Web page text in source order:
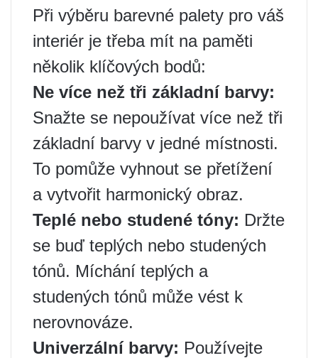
Při výběru barevné palety pro váš
interiér je třeba mít na paměti
několik klíčových bodů:
Ne více než tři základní barvy:
Snažte se nepoužívat více než tři
základní barvy v jedné místnosti.
To pomůže vyhnout se přetížení
a vytvořit harmonický obraz.
Teplé nebo studené tóny: Držte
se buď teplých nebo studených
tónů. Míchání teplých a
studených tónů může vést k
nerovnováze.
Univerzální barvy: Používejte